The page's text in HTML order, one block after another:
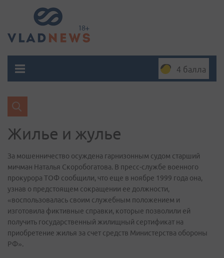
4 балла
Жилье и жулье
За мошенничество осуждена гарнизонным судом старший
мичман Наталья Скоробогатова. В пресс-службе военного
прокурора ТОФ сообщили, что еще в ноябре 1999 года она,
узнав о предстоящем сокращении ее должности,
«воспользовалась своим служебным положением и
изготовила фиктивные справки, которые позволили ей
получить государственный жилищный сертификат на
приобретение жилья за счет средств Министерства обороны
РФ».